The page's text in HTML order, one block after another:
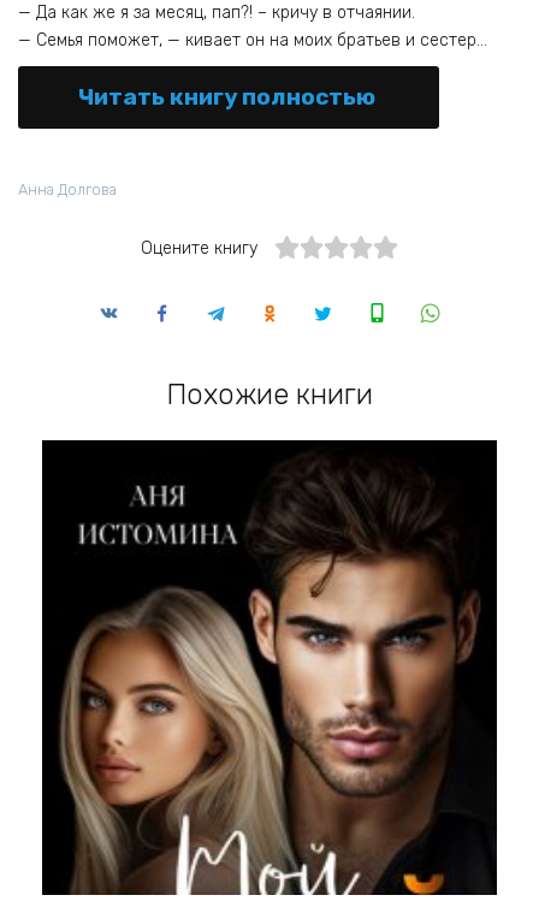
— Да как же я за месяц, пап?! – кричу в отчаянии.
— Семья поможет, — кивает он на моих братьев и сестер…
Читать книгу полностью
Анна Долгова
Оцените книгу
Похожие книги